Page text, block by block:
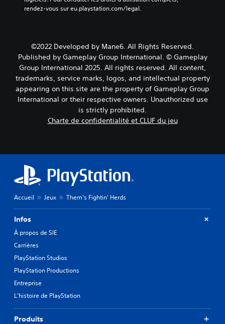
rendez-vous sur eu.playstation.com/legal.
©2022 Developed by Mane6. All Rights Reserved.
Published by Gameplay Group International. © Gameplay
Group International 2025. All rights reserved. All content,
trademarks, service marks, logos, and intellectual property
appearing on this site are the property of Gameplay Group
International or their respective owners. Unauthorized use
is strictly prohibited.
Charte de confidentialité et CLUF du jeu
Accueil Jeux Them's Fightin' Herds
Infos
À propos de SIE
Carrières
PlayStation Studios
PlayStation Productions
Entreprise
L'histoire de PlayStation
Produits